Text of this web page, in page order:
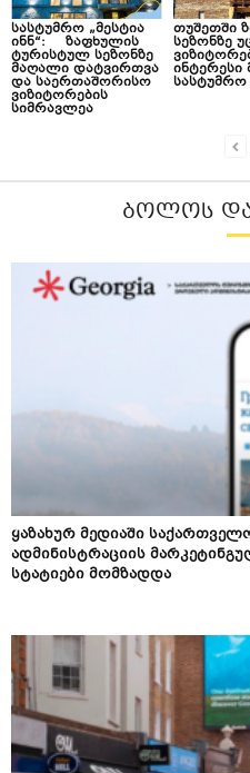
სასტუმრო „მესტია
ინნ“: ზაფხულის
ტურისტულ სეზონზე
მაღალი დატვირთვა
და საერთაშორისო
ვიზიტორების
სიმრავლეა
თუშეთში
სეზონზე
ინტერესი
სასტუმრო
ᲑᲝᲚᲝᲡ
ყაზახურ მედიაში
ადმინისტრაციის
სტატიები მომზადდა